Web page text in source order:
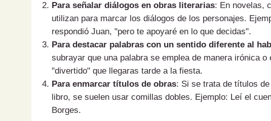
Para señalar diálogos en obras literarias: En novelas,
utilizan para marcar los diálogos de los personajes.
respondió Juan, "pero te apoyaré en lo que decidas".
Para destacar palabras con un sentido diferente al
subrayar que una palabra se emplea de manera irónica
"divertido" que llegaras tarde a la fiesta.
Para enmarcar títulos de obras: Si se trata de títulos
libro, se suelen usar comillas dobles. Ejemplo: Leí el
Borges.